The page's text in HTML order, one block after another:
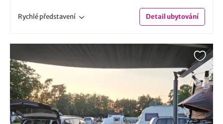
Rychlépředstavení Detailubytování